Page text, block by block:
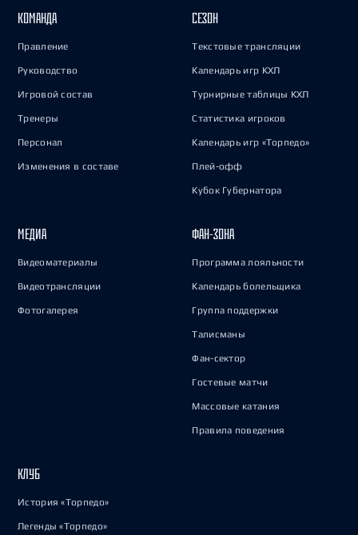
КОМАНДА
Правление
Руководство
Игровой состав
Тренеры
Персонал
Изменения в составе
СЕЗОН
Текстовые трансляции
Календарь игр КХЛ
Турнирные таблицы КХЛ
Статистика игроков
Календарь игр «Торпедо»
Плей-офф
Кубок Губернатора
МЕДИА
Видеоматериалы
Видеотрансляции
Фотогалерея
ФАН-ЗОНА
Программа лояльности
Календарь болельщика
Группа поддержки
Талисманы
Фан-сектор
Гостевые матчи
Массовые катания
Правила поведения
КЛУБ
История «Торпедо»
Легенды «Торпедо»